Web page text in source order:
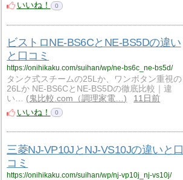
いいね！
0
ビストロNE-BS6CとNE-BS5Dの違い
と口コミ
https://onihikaku.com/suihan/wp/ne-bs6c_ne-bs5d/
タンク式スチームの25Lか、ワンボタン重視の
26Lか NE-BS6CとNE-BS5Dの徹底比較｜違
い…
鬼比較.com（調理家電…
11日前
いいね！
0
三菱NJ-VP10JとNJ-VS10Jの違いと口
コミ
https://onihikaku.com/suihan/wp/nj-vp10j_nj-vs10j/